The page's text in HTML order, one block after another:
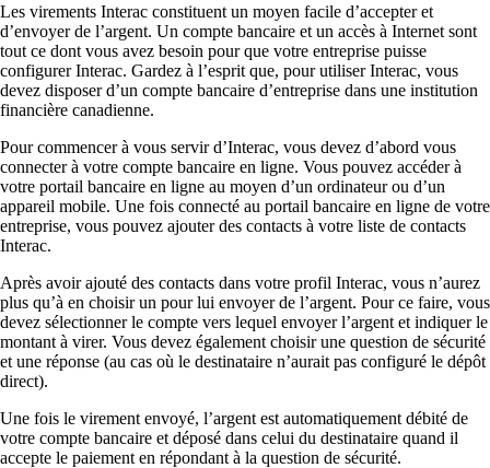
Les virements Interac constituent un moyen facile d’accepter et
d’envoyer de l’argent. Un compte bancaire et un accès à Internet sont
tout ce dont vous avez besoin pour que votre entreprise puisse
configurer Interac. Gardez à l’esprit que, pour utiliser Interac, vous
devez disposer d’un compte bancaire d’entreprise dans une institution
financière canadienne.
Pour commencer à vous servir d’Interac, vous devez d’abord vous
connecter à votre compte bancaire en ligne. Vous pouvez accéder à
votre portail bancaire en ligne au moyen d’un ordinateur ou d’un
appareil mobile. Une fois connecté au portail bancaire en ligne de votre
entreprise, vous pouvez ajouter des contacts à votre liste de contacts
Interac.
Après avoir ajouté des contacts dans votre profil Interac, vous n’aurez
plus qu’à en choisir un pour lui envoyer de l’argent. Pour ce faire, vous
devez sélectionner le compte vers lequel envoyer l’argent et indiquer le
montant à virer. Vous devez également choisir une question de sécurité
et une réponse (au cas où le destinataire n’aurait pas configuré le dépôt
direct).
Une fois le virement envoyé, l’argent est automatiquement débité de
votre compte bancaire et déposé dans celui du destinataire quand il
accepte le paiement en répondant à la question de sécurité.